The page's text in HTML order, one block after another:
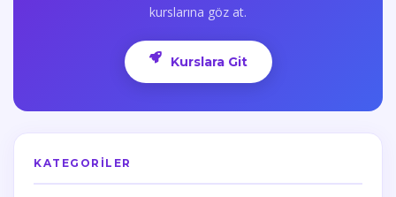
kurslarına göz at.
Kurslara Git
KATEGORILER